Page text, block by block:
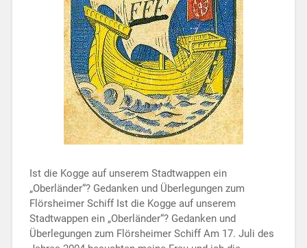
Ist die Kogge auf unserem Stadtwappen ein
„Oberländer“? Gedanken und Überlegungen zum
Flörsheimer Schiff Ist die Kogge auf unserem
Stadtwappen ein „Oberländer“? Gedanken und
Überlegungen zum Flörsheimer Schiff Am 17. Juli des